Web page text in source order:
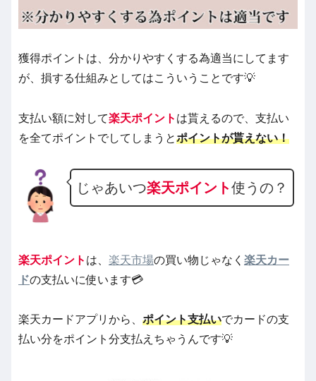
獲得ポイントは、分かりやすくする為適当にしてます
が、損する仕組みとしてはこういうことです💡
支払い額に対して楽天ポイント は貰えるので、支払い
を全てポイントでしてしまうとポイントが貰えない！
じゃあいつ楽天ポイント使うの？
楽天ポイント は、 楽天市場の買い物じゃなく 楽天カー
ドの支払いに使います💳
楽天カードアプリから、 ポイント支払いでカードの支
払い分をポイント分支払えちゃうんです💡